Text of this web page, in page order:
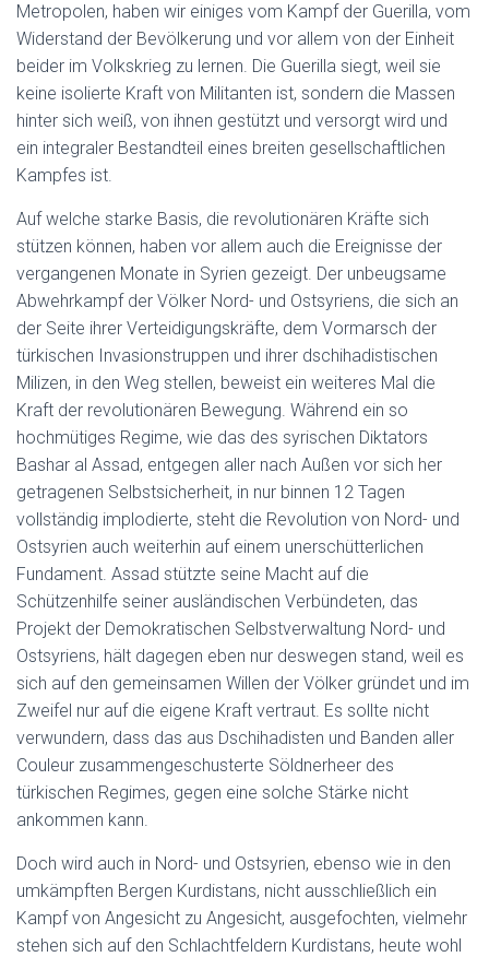
Metropolen, haben wir einiges vom Kampf der Guerilla, vom
Widerstand der Bevölkerung und vor allem von der Einheit
beider im Volkskrieg zu lernen. Die Guerilla siegt, weil sie
keine isolierte Kraft von Militanten ist, sondern die Massen
hinter sich weiß, von ihnen gestützt und versorgt wird und
ein integraler Bestandteil eines breiten gesellschaftlichen
Kampfes ist.
Auf welche starke Basis, die revolutionären Kräfte sich
stützen können, haben vor allem auch die Ereignisse der
vergangenen Monate in Syrien gezeigt. Der unbeugsame
Abwehrkampf der Völker Nord- und Ostsyriens, die sich an
der Seite ihrer Verteidigungskräfte, dem Vormarsch der
türkischen Invasionstruppen und ihrer dschihadistischen
Milizen, in den Weg stellen, beweist ein weiteres Mal die
Kraft der revolutionären Bewegung. Während ein so
hochmütiges Regime, wie das des syrischen Diktators
Bashar al Assad, entgegen aller nach Außen vor sich her
getragenen Selbstsicherheit, in nur binnen 12 Tagen
vollständig implodierte, steht die Revolution von Nord- und
Ostsyrien auch weiterhin auf einem unerschütterlichen
Fundament. Assad stützte seine Macht auf die
Schützenhilfe seiner ausländischen Verbündeten, das
Projekt der Demokratischen Selbstverwaltung Nord- und
Ostsyriens, hält dagegen eben nur deswegen stand, weil es
sich auf den gemeinsamen Willen der Völker gründet und im
Zweifel nur auf die eigene Kraft vertraut. Es sollte nicht
verwundern, dass das aus Dschihadisten und Banden aller
Couleur zusammengeschusterte Söldnerheer des
türkischen Regimes, gegen eine solche Stärke nicht
ankommen kann.
Doch wird auch in Nord- und Ostsyrien, ebenso wie in den
umkämpften Bergen Kurdistans, nicht ausschließlich ein
Kampf von Angesicht zu Angesicht, ausgefochten, vielmehr
stehen sich auf den Schlachtfeldern Kurdistans, heute wohl